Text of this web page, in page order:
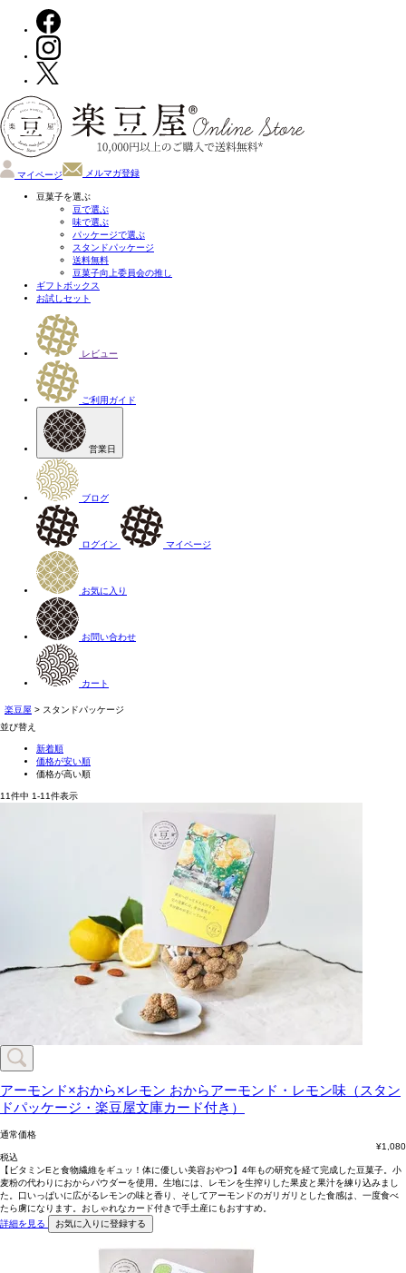
マイページ メルマガ登録
豆菓子を選ぶ
豆で選ぶ
味で選ぶ
パッケージで選ぶ
スタンドパッケージ
送料無料
豆菓子向上委員会の推し
ギフトボックス
お試しセット
レビュー
ご利用ガイド
営業日
ブログ
ログイン マイページ
お気に入り
お問い合わせ
カート
楽豆屋
スタンドパッケージ
並び替え
新着順
価格が安い順
価格が高い順
11件中 1-11件表示
アーモンド×おから×レモン おからアーモンド・レモン味（スタン
ドパッケージ・楽豆屋文庫カード付き）
通常価格
¥1,080
税込
【ビタミンEと食物繊維をギュッ！体に優しい美容おやつ】4年もの研究を経て完成した豆菓子。小
麦粉の代わりにおからパウダーを使用。生地には、レモンを生搾りした果皮と果汁を練り込みまし
た。口いっぱいに広がるレモンの味と香り、そしてアーモンドのガリガリとした食感は、一度食べ
たら虜になります。おしゃれなカード付きで手土産にもおすすめ。
詳細を見る
お気に入りに登録する